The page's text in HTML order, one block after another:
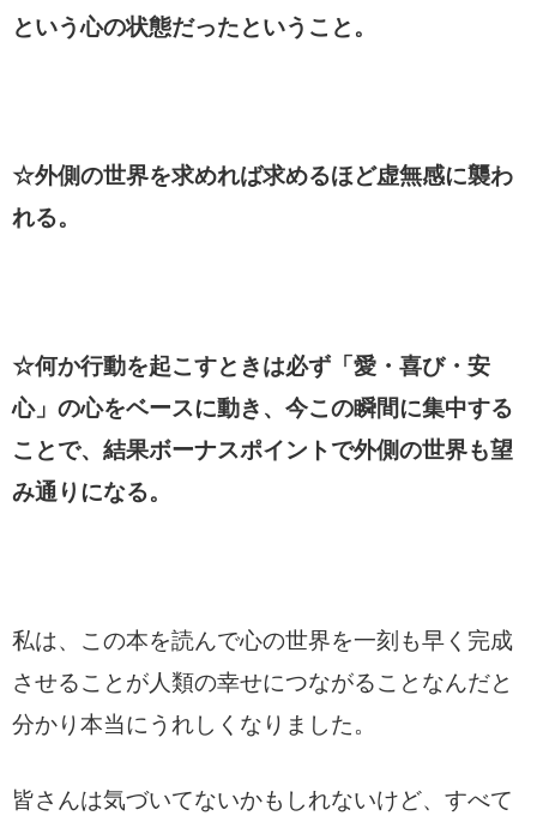
という心の状態だったということ。
☆外側の世界を求めれば求めるほど虚無感に襲わ
れる。
☆何か行動を起こすときは必ず「愛・喜び・安
心」の心をベースに動き、今この瞬間に集中する
ことで、結果ボーナスポイントで外側の世界も望
み通りになる。
私は、この本を読んで心の世界を一刻も早く完成
させることが人類の幸せにつながることなんだと
分かり本当にうれしくなりました。
皆さんは気づいてないかもしれないけど、すべて